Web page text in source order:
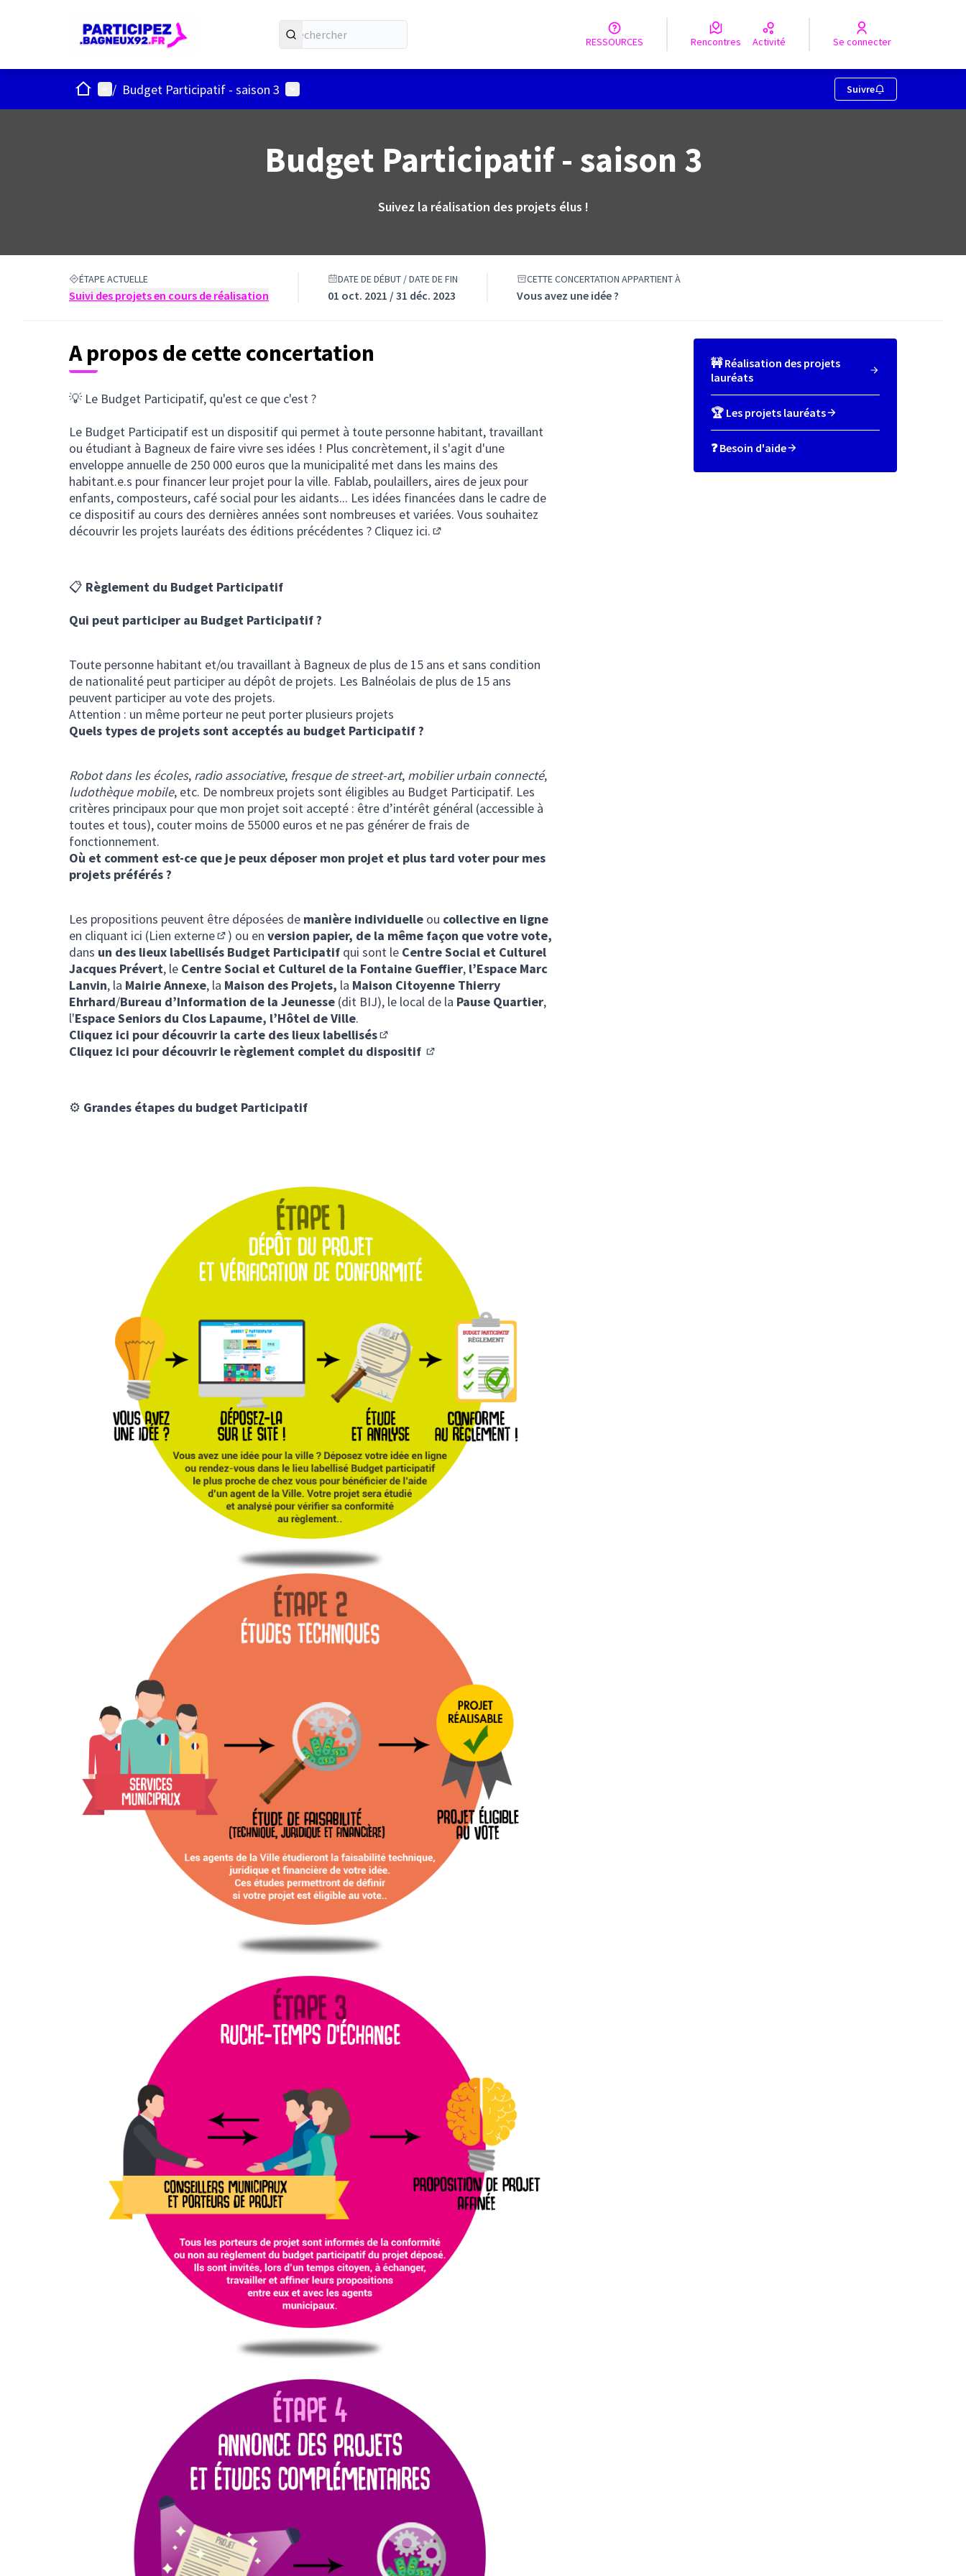
RESSOURCES Rencontres Activité Se connecter
ACCUEILMenu principal
/ Budget Participatif - saison 3 Menu utilisateur Suivre
Budget Participatif - saison 3
Suivez la réalisation des projets élus !
ÉTAPE ACTUELLE
Suivi des projets en cours de réalisation
DATE DE DÉBUT / DATE DE FIN
01 oct. 2021 / 31 déc. 2023
CETTE CONCERTATION APPARTIENT À
Vous avez une idée ?
A propos de cette concertation
💡 Le Budget Participatif, qu'est ce que c'est ?
Le Budget Participatif est un dispositif qui permet à toute personne habitant, travaillant
ou étudiant à Bagneux de faire vivre ses idées ! Plus concrètement, il s'agit d'une
enveloppe annuelle de 250 000 euros que la municipalité met dans les mains des
habitant.e.s pour financer leur projet pour la ville. Fablab, poulaillers, aires de jeux pour
enfants, composteurs, café social pour les aidants... Les idées financées dans le cadre de
ce dispositif au cours des dernières années sont nombreuses et variées. Vous souhaitez
découvrir les projets lauréats des éditions précédentes ? Cliquez ici.
📋 Règlement du Budget Participatif
Qui peut participer au Budget Participatif ?
Toute personne habitant et/ou travaillant à Bagneux de plus de 15 ans et sans condition
de nationalité peut participer au dépôt de projets. Les Balnéolais de plus de 15 ans
peuvent participer au vote des projets.
Attention : un même porteur ne peut porter plusieurs projets
Quels types de projets sont acceptés au budget Participatif ?
Robot dans les écoles, radio associative, fresque de street-art, mobilier urbain connecté,
ludothèque mobile, etc. De nombreux projets sont éligibles au Budget Participatif. Les
critères principaux pour que mon projet soit accepté : être d’intérêt général (accessible à
toutes et tous), couter moins de 55000 euros et ne pas générer de frais de
fonctionnement.
Où et comment est-ce que je peux déposer mon projet et plus tard voter pour mes
projets préférés ?
Les propositions peuvent être déposées de manière individuelle ou collective en ligne
en cliquant ici (Lien externe
(Lien externe)
) ou en version papier, de la même façon que votre vote,
dans un des lieux labellisés Budget Participatif qui sont le Centre Social et Culturel
Jacques Prévert, le Centre Social et Culturel de la Fontaine Gueffier, l’Espace Marc
Lanvin, la Mairie Annexe, la Maison des Projets, la Maison Citoyenne Thierry
Ehrhard/Bureau d’Information de la Jeunesse (dit BIJ), le local de la Pause Quartier,
l'Espace Seniors du Clos Lapaume, l’Hôtel de Ville.
Cliquez ici pour découvrir la carte des lieux labellisés
(S'ouvre dans un nouvel onglet)
Cliquez ici pour découvrir le règlement complet du dispositif
⚙️ Grandes étapes du budget Participatif
🚧 Réalisation des projets
lauréats
🏆 Les projets lauréats
❓ Besoin d'aide